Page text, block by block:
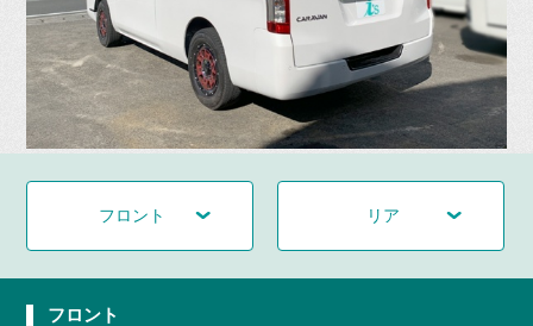
フロント リア
フロント